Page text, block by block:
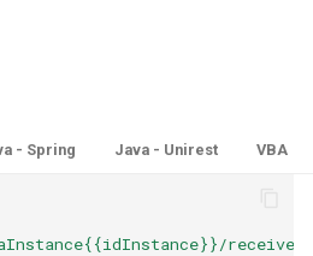
- Spring Java - Unirest VBA